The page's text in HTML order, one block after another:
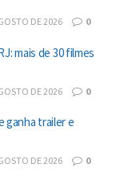
DE 2026 0
mais de 30 filmes
DE 2026 0
ganha trailer e
DE 2026 0